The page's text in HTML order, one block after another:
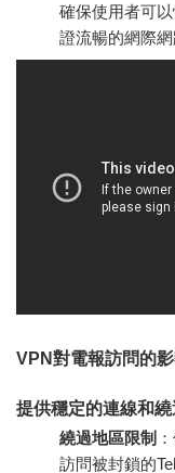
確保使用者可
證流暢的網際網
VPN對電報訪問的
提供穩定的連線和繞
繞過地區限制
訪問被封鎖的